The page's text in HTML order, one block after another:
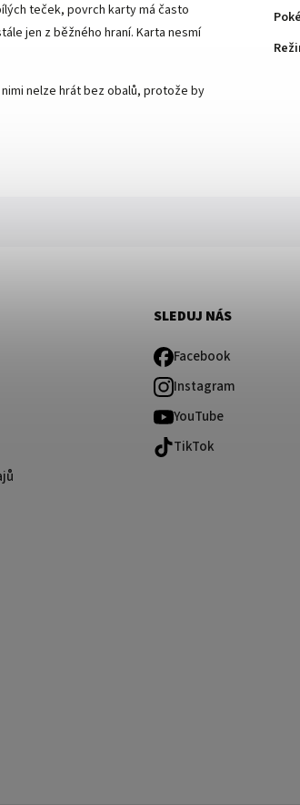
teček, povrch karty má často
jen z běžného hraní. Karta nesmí
nelze hrát bez obalů, protože by
SLEDUJ NÁS
Facebook
Instagram
YouTube
TikTok